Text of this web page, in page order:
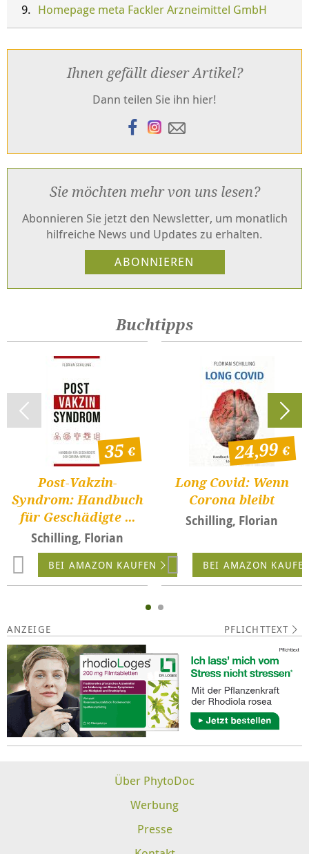
Homepage meta Fackler Arzneimittel GmbH
Ihnen gefällt dieser Artikel?
Dann teilen Sie ihn hier!
Sie möchten mehr von uns lesen?
Abonnieren Sie jetzt den Newsletter, um monatlich
hilfreiche News und Updates zu erhalten.
Buchtipps
Post-Vakzin-
Syndrom: Handbuch
für Geschädigte ...
Schilling, Florian
35
BEI AMAZON KAUFEN
Long Covid: Wenn
Corona bleibt
Schilling, Florian
24,99
BEI AMAZON
PFLICHTTEXT
Über PhytoDoc
Werbung
Presse